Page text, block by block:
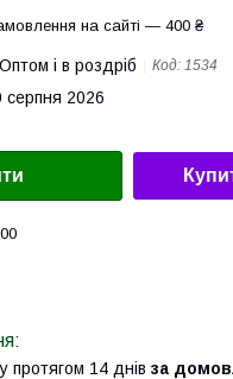
на сайті — 400 ₴
Оптом і в роздріб Код: 1534
серпня 2026
протягом 14 днів за